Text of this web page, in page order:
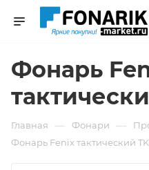
Фонарь
Главная — Фонари —
Фонарь Fenix тактический